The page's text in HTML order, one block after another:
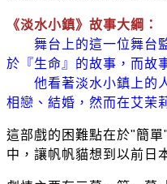
《淡水小鎮》故事大綱：
舞台上的這一位舞台
於『生命』的故事，而故
他看著淡水小鎮上的人
相戀、結婚，然而在艾茉
這部戲的困難點在於"簡
中，讓帆帆貓想到以前日